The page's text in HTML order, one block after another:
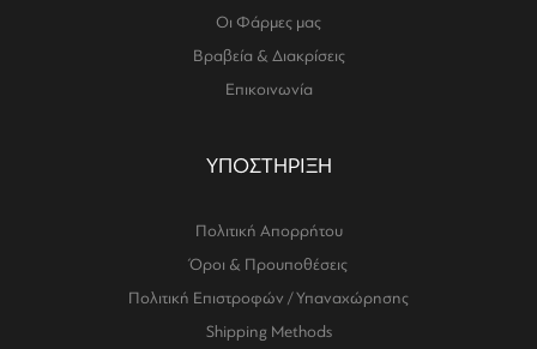
Οι Φάρμες μας
Βραβεία & Διακρίσεις
Επικοινωνία
ΥΠΟΣΤΗΡΙΞΗ
Πολιτική Απορρήτου
Όροι & Προυποθέσεις
Πολιτική Επιστροφών / Υπαναχώρησης
Shipping Methods